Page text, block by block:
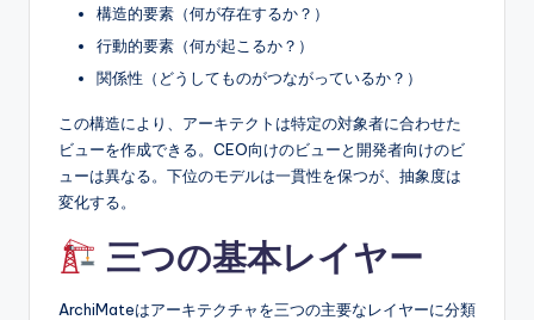
構造的要素（何が存在するか？）
行動的要素（何が起こるか？）
関係性（どうしてものがつながっているか？）
この構造により、アーキテクトは特定の対象者に合わせた
ビューを作成できる。CEO向けのビューと開発者向けのビ
ューは異なる。下位のモデルは一貫性を保つが、抽象度は
変化する。
三つの基本レイヤー
ArchiMateはアーキテクチャを三つの主要なレイヤーに分類